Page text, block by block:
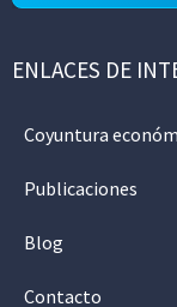
ENLACES DE
Coyuntura
Publicaciones
Blog
Contacto